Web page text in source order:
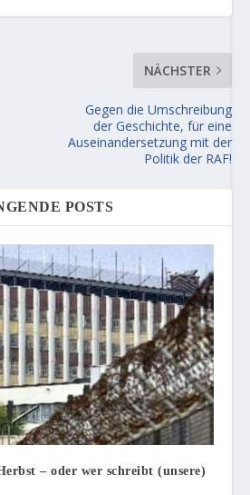
NÄCHSTER
Gegen die Umschreibung
der Geschichte, für eine
Auseinandersetzung mit der
Politik der RAF!
POSTS
– oder wer schreibt (unsere)